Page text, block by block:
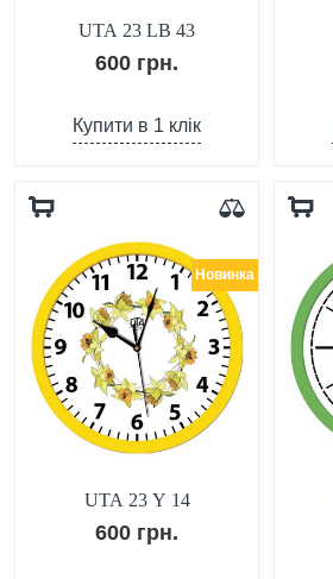
UTA 23 LB 43
600 грн.
Купити в 1 клік
Новинка
UTA 23 Y 14
600 грн.